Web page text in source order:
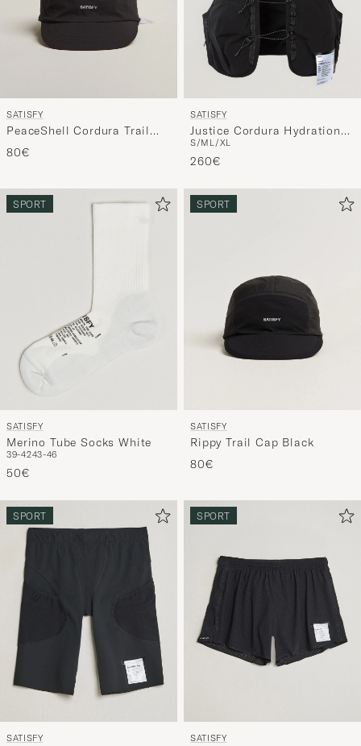
SATISFY
PeaceShell Cordura Trail
Cap Black
80€
SATISFY
Justice Cordura Hydration
Vest 5L Black
S/M L/XL
260€
SPORT
SATISFY
Merino Tube Socks White
39-4243-46
50€
SPORT
SATISFY
Rippy Trail Cap Black
80€
SPORT
SATISFY
SPORT
SATISFY